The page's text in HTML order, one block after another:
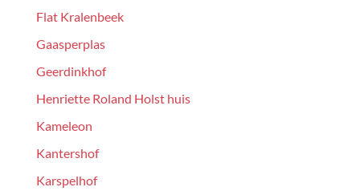
Flat Kralenbeek
Gaasperplas
Geerdinkhof
Henriette Roland Holst huis
Kameleon
Kantershof
Karspelhof